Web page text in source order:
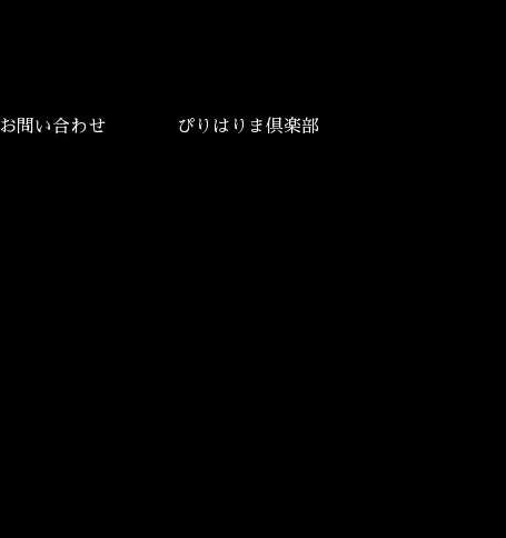
お問い合わせ ぴりはりま倶楽部